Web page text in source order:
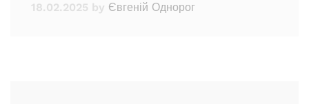
18.02.2025 by Євгеній Однорог